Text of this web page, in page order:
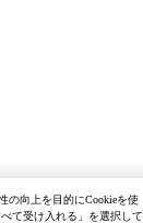
の向上を目的にCookieを使
て受け入れる」を選択して